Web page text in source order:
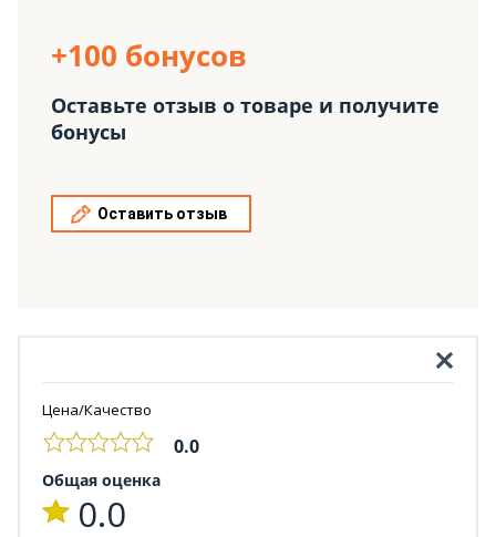
+100 бонусов
Оставьте отзыв о товаре и получите
бонусы
Оставить отзыв
Цена/Качество
0.0
Общая оценка
0.0